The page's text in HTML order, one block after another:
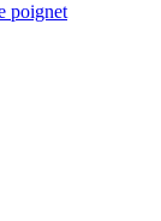
poignet